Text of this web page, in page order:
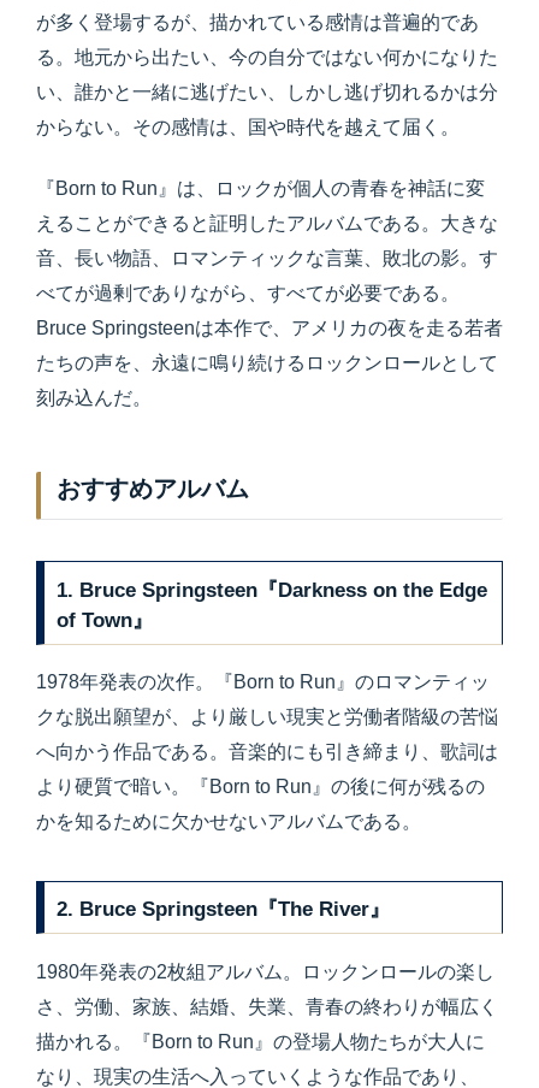
が多く登場するが、描かれている感情は普遍的であ
る。地元から出たい、今の自分ではない何かになりた
い、誰かと一緒に逃げたい、しかし逃げ切れるかは分
からない。その感情は、国や時代を越えて届く。
『Born to Run』は、ロックが個人の青春を神話に変
えることができると証明したアルバムである。大きな
音、長い物語、ロマンティックな言葉、敗北の影。す
べてが過剰でありながら、すべてが必要である。
Bruce Springsteenは本作で、アメリカの夜を走る若者
たちの声を、永遠に鳴り続けるロックンロールとして
刻み込んだ。
おすすめアルバム
1. Bruce Springsteen『Darkness on the Edge
of Town』
1978年発表の次作。『Born to Run』のロマンティッ
クな脱出願望が、より厳しい現実と労働者階級の苦悩
へ向かう作品である。音楽的にも引き締まり、歌詞は
より硬質で暗い。『Born to Run』の後に何が残るの
かを知るために欠かせないアルバムである。
2. Bruce Springsteen『The River』
1980年発表の2枚組アルバム。ロックンロールの楽し
さ、労働、家族、結婚、失業、青春の終わりが幅広く
描かれる。『Born to Run』の登場人物たちが大人に
なり、現実の生活へ入っていくような作品であり、